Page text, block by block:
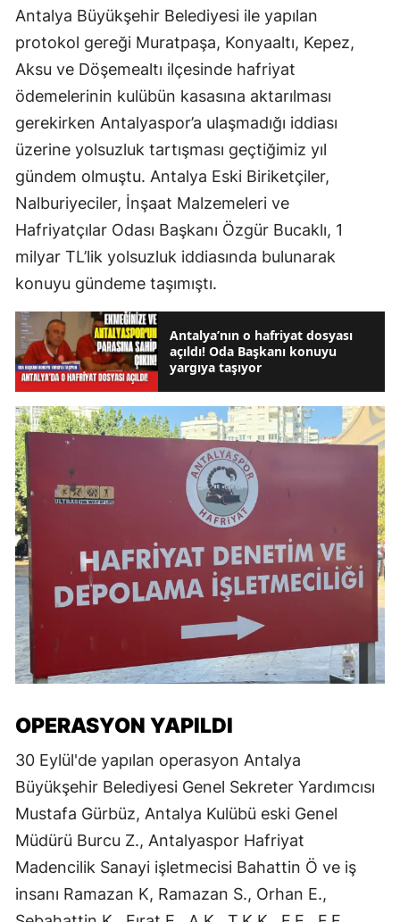
Antalya Büyükşehir Belediyesi ile yapılan
protokol gereği Muratpaşa, Konyaaltı, Kepez,
Aksu ve Döşemealtı ilçesinde hafriyat
ödemelerinin kulübün kasasına aktarılması
gerekirken Antalyaspor’a ulaşmadığı iddiası
üzerine yolsuzluk tartışması geçtiğimiz yıl
gündem olmuştu. Antalya Eski Biriketçiler,
Nalburiyeciler, İnşaat Malzemeleri ve
Hafriyatçılar Odası Başkanı Özgür Bucaklı, 1
milyar TL’lik yolsuzluk iddiasında bulunarak
konuyu gündeme taşımıştı.
Antalya’nın o hafriyat dosyası
açıldı! Oda Başkanı konuyu
yargıya taşıyor
OPERASYON YAPILDI
30 Eylül'de yapılan operasyon Antalya
Büyükşehir Belediyesi Genel Sekreter Yardımcısı
Mustafa Gürbüz, Antalya Kulübü eski Genel
Müdürü Burcu Z., Antalyaspor Hafriyat
Madencilik Sanayi işletmecisi Bahattin Ö ve iş
insanı Ramazan K, Ramazan S., Orhan E.,